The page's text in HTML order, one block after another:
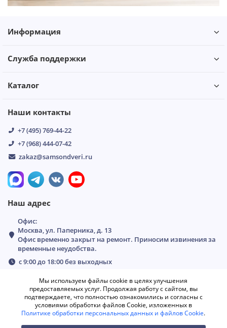
Информация
Служба поддержки
Каталог
Наши контакты
+7 (495) 769-44-22
+7 (968) 444-07-42
zakaz@samsondveri.ru
Наш адрес
Офис:
Москва, ул. Паперника, д. 13
Офис временно закрыт на ремонт. Приносим извинения за
временные неудобства.
с 9:00 до 18:00 без выходных
Мы используем файлы cookie в целях улучшения
предоставляемых услуг. Продолжая работу с сайтом, вы
подтверждаете, что полностью ознакомились и согласны с
условиями обработки файлов Cookie, изложенных в
Политике обработки персональных данных и файлов Cookie.